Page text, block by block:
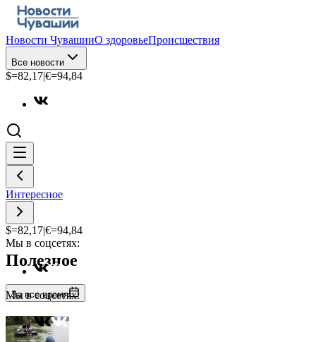
Новости ЧувашииО здоровьеПроисшествия
Все новости
$=82,17|€=94,84
Интересное
$=82,17|€=94,84
Мы в соцсетях:
Мы в соцсетях:
Полезное
За все время